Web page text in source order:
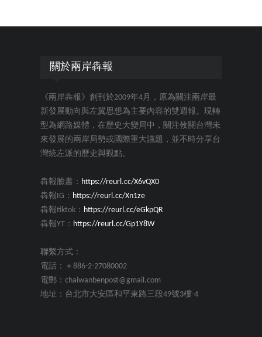
關於兩岸犇報
《兩岸犇報》創刊於2009年4月，原為關注兩岸最
新發展動向與左翼思想為主要內容的雙週報。現轉
型為網路媒體，在歷史大變局中，關注攸關台灣未
來發展的兩岸局勢或國際重大議題，並不時分享台
灣統左派的歷史與觀點。
犇報臉書： https://reurl.cc/X6vQX0
犇報IG： https://reurl.cc/Xn1ze
犇報tiktok： https://reurl.cc/eGkpQR
犇報YT： https://reurl.cc/Gp1Y8W
聯繫方式：
電話：＋886-2-27080002
電郵：chaiwanbenpost@gmail.com
地址：台北市大安區和平東路三段49號3樓-4